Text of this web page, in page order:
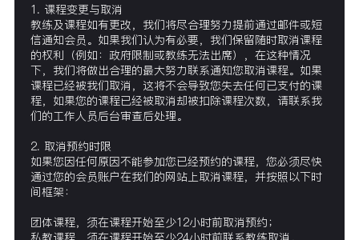
1. 课程变更与取消
教练及课程如有更改，我们将尽合理努力提前通过邮件或短
信通知会员。如果我们认为有必要，我们保留随时取消课程
的权利（例如：政府限制或教练无法出席），在这种情况
下，我们将做出合理的最大努力联系通知您取消课程。如果
课程已经被我们取消，这将不会导致您失去任何已支付的课
程，如果您的课程已经被取消却被扣除课程次数，请联系我
们的工作人员后台审查后处理。
2. 取消预约时限
如果您因任何原因不能参加您已经预约的课程，您必须尽快
通过您的会员账户在我们的网站上取消课程，并按照以下时
间框架：
团体课程，须在课程开始至少12小时前取消预约；